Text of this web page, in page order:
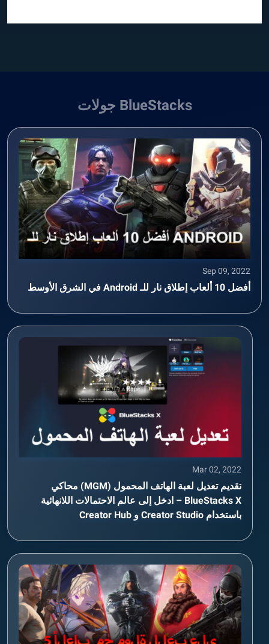
BlueStacks جولات
Sep 09, 2022
أفضل 10 ألعاب إطلاق نار للـ Android في الشرق الأوسط
Mar 02, 2022
تقديم تعديل لعبة الهاتف المحمول (MGM) محاكي
BlueStacks X – ادخل إلى عالم الاحتمالات اللانهائية
باستخدام Creator Studio و Creator Hub